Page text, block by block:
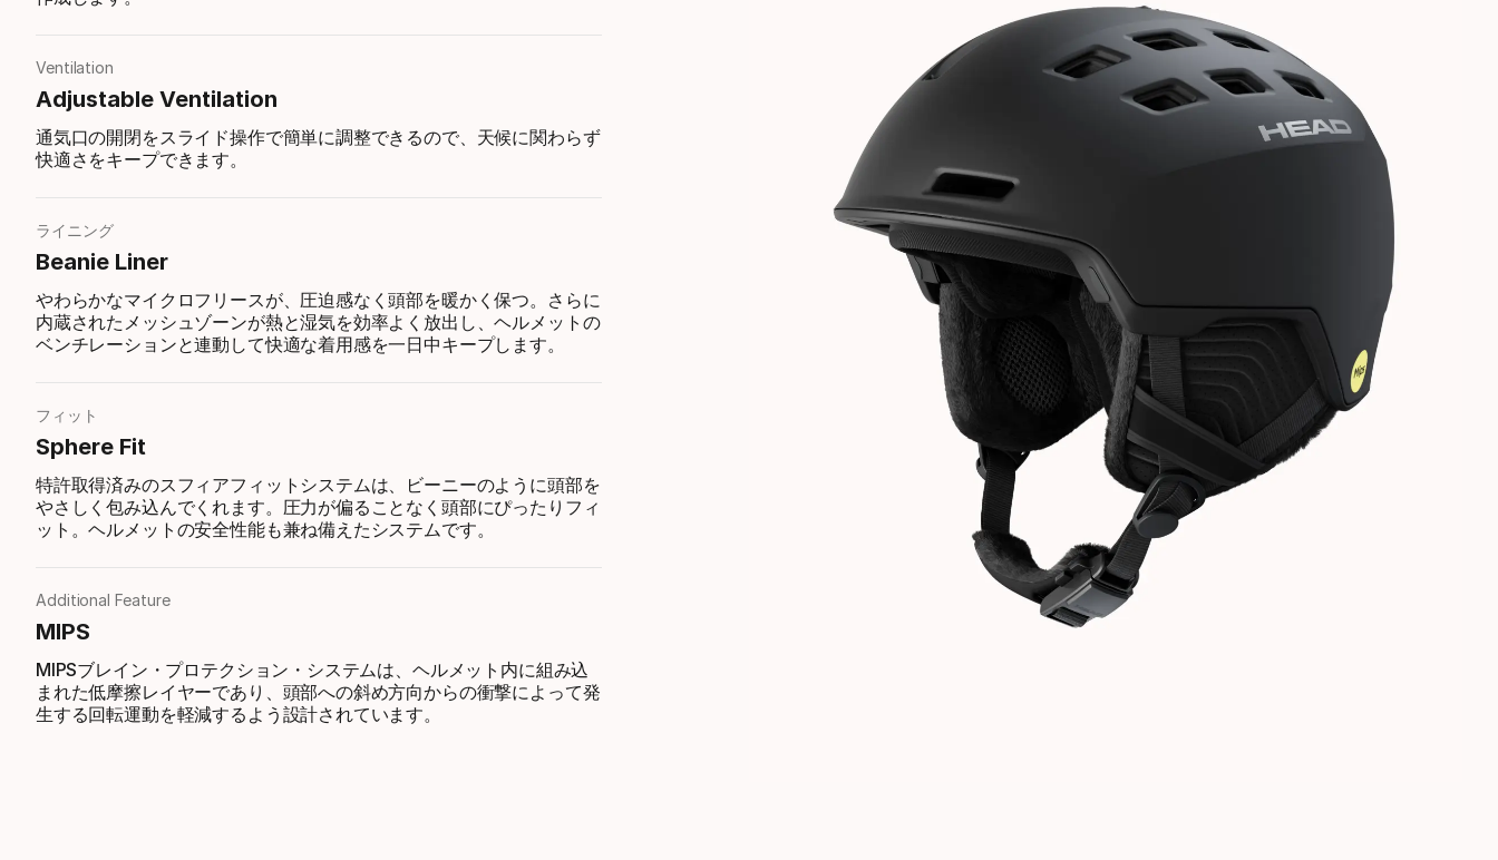
Ventilation
Adjustable Ventilation
通気口の開閉をスライド操作で簡単に調整できるので、天候に関わらず
快適さをキープできます。
ライニング
Beanie Liner
やわらかなマイクロフリースが、圧迫感なく頭部を暖かく保つ。さらに
内蔵されたメッシュゾーンが熱と湿気を効率よく放出し、ヘルメットの
ベンチレーションと連動して快適な着用感を一日中キープします。
フィット
Sphere Fit
特許取得済みのスフィアフィットシステムは、ビーニーのように頭部を
やさしく包み込んでくれます。圧力が偏ることなく頭部にぴったりフィ
ット。ヘルメットの安全性能も兼ね備えたシステムです。
Additional Feature
MIPS
MIPSブレイン・プロテクション・システムは、ヘルメット内に組み込
まれた低摩擦レイヤーであり、頭部への斜め方向からの衝撃によって発
生する回転運動を軽減するよう設計されています。